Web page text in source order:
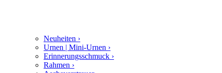
Neuheiten ›
Urnen | Mini-Urnen ›
Erinnerungsschmuck ›
Rahmen ›